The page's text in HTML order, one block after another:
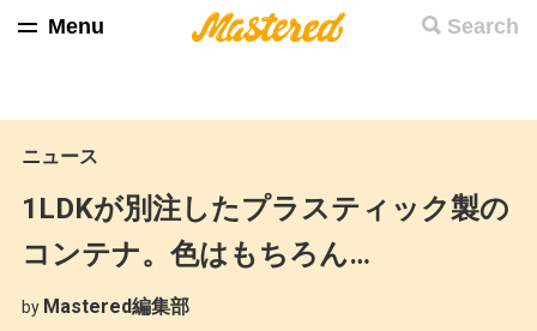
Search
Menu
ニュース
1LDKが別注したプラスティック製の
コンテナ。色はもちろん…
by Mastered編集部